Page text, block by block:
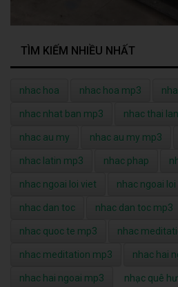
TÌM KIẾM NHIỀU NHẤT
nhac hoa nhac hoa mp3
nhac nhat ban mp3 nhac thai lan
nhac au my nhac au my mp3
nhac latin mp3 nhac phap
nhac ngoai loi viet nhac ngoai
nhac dan toc nhac dan toc mp3
nhac quoc te mp3 nhac
nhac meditation mp3 nhac hai
nhac hai ngoai mp3 nhạc quê